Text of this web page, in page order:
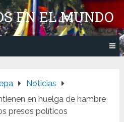
EN EL MUNDO
Noticias
en huelga de hambre
presos políticos